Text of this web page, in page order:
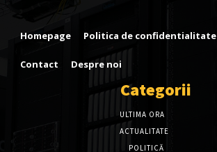
Homepage Politica de confidentialitate
Contact Despre noi
Categorii
ULTIMA ORA
ACTUALITATE
POLITICĂ